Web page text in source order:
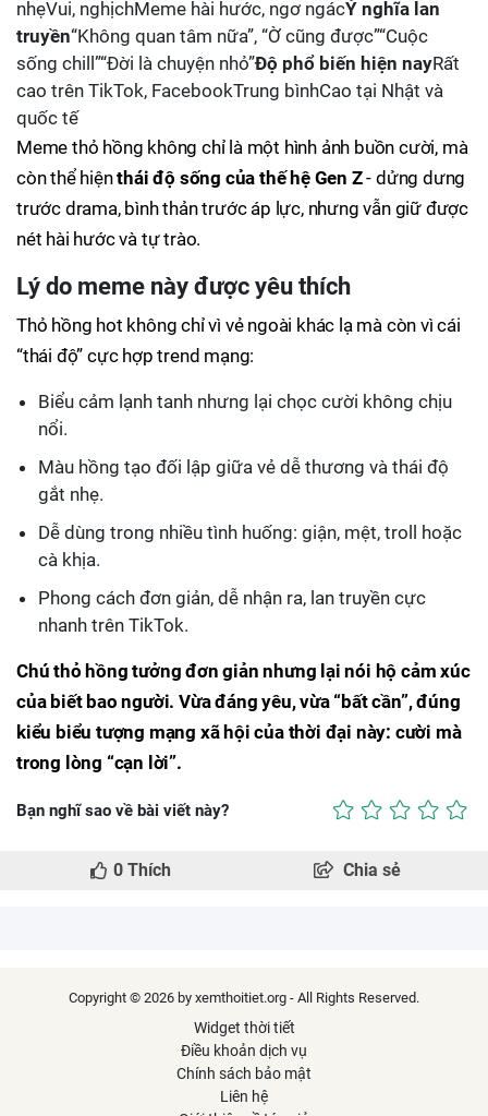
nhẹVui, nghịchMeme hài hước, ngơ ngácÝ nghĩa lan
truyền“Không quan tâm nữa”, “Ờ cũng được”“Cuộc
sống chill”“Đời là chuyện nhỏ”Độ phổ biến hiện nayRất
cao trên TikTok, FacebookTrung bìnhCao tại Nhật và
quốc tế
Meme thỏ hồng không chỉ là một hình ảnh buồn cười, mà
còn thể hiệnthái độ sống của thế hệ Gen Z- dửng dưng
trước drama, bình thản trước áp lực, nhưng vẫn giữ được
nét hài hước và tự trào.
Lý do meme này được yêu thích
Thỏ hồng hot không chỉ vì vẻ ngoài khác lạ mà còn vì cái
“thái độ” cực hợp trend mạng:
Biểu cảm lạnh tanh nhưng lại chọc cười không chịu
nổi.
Màu hồng tạo đối lập giữa vẻ dễ thương và thái độ
gắt nhẹ.
Dễ dùng trong nhiều tình huống: giận, mệt, troll hoặc
cà khịa.
Phong cách đơn giản, dễ nhận ra, lan truyền cực
nhanh trên TikTok.
Chú thỏ hồng tưởng đơn giản nhưng lại nói hộ cảm xúc
của biết bao người. Vừa đáng yêu, vừa “bất cần”, đúng
kiểu biểu tượng mạng xã hội của thời đại này: cười mà
trong lòng “cạn lời”.
Bạn nghĩ sao về bài viết này?
0 Thích Chia sẻ
Copyright © 2026 by xemthoitiet.org - All Rights Reserved.
Widget thời tiết
Điều khoản dịch vụ
Chính sách bảo mật
Liên hệ